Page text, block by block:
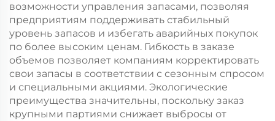
возможности управления запасами, позволяя
предприятиям поддерживать стабильный
уровень запасов и избегать аварийных покупок
по более высоким ценам. Гибкость в заказе
объемов позволяет компаниям корректировать
свои запасы в соответствии с сезонным спросом
и специальными акциями. Экологические
преимущества значительны, поскольку заказ
крупными партиями снижает выбросы от